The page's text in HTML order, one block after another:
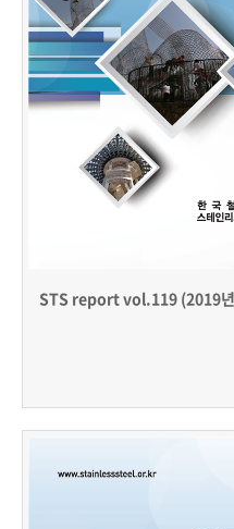
STS report vol.119 (2019